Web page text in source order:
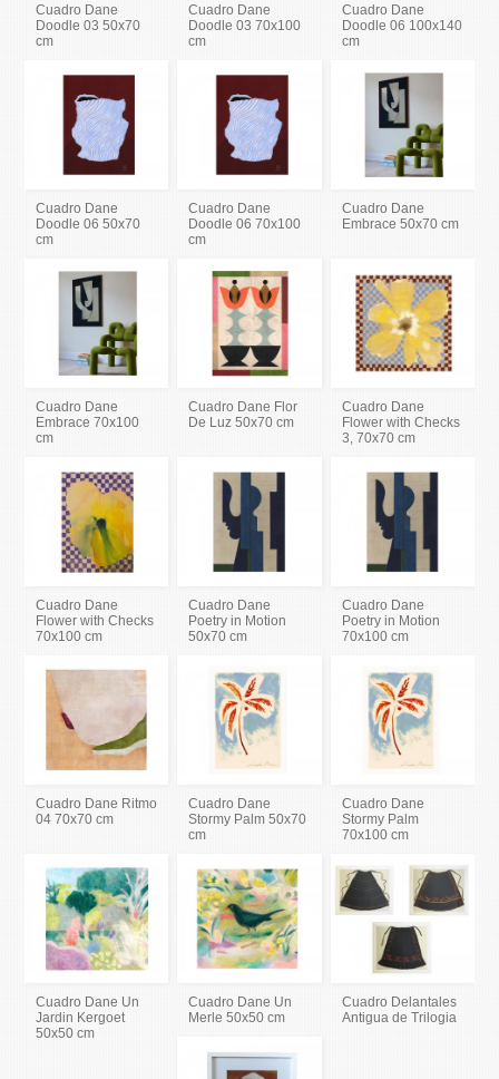
Cuadro Dane
Doodle 03 50x70
cm
Cuadro Dane
Doodle 03 70x100
cm
Cuadro Dane
Doodle 06 100x140
cm
Cuadro Dane
Doodle 06 50x70
cm
Cuadro Dane
Doodle 06 70x100
cm
Cuadro Dane
Embrace 50x70 cm
Cuadro Dane
Embrace 70x100
cm
Cuadro Dane Flor
De Luz 50x70 cm
Cuadro Dane
Flower with Checks
3, 70x70 cm
Cuadro Dane
Flower with Checks
70x100 cm
Cuadro Dane
Poetry in Motion
50x70 cm
Cuadro Dane
Poetry in Motion
70x100 cm
Cuadro Dane Ritmo
04 70x70 cm
Cuadro Dane
Stormy Palm 50x70
cm
Cuadro Dane
Stormy Palm
70x100 cm
Cuadro Dane Un
Jardin Kergoet
50x50 cm
Cuadro Dane Un
Merle 50x50 cm
Cuadro Delantales
Antigua de Trilogia